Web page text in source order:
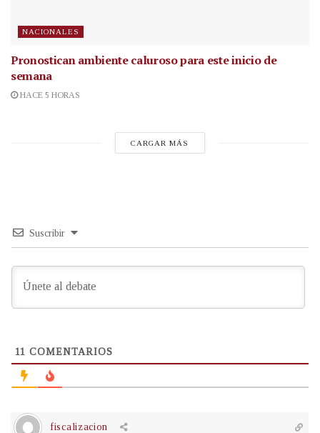
NACIONALES
Pronostican ambiente caluroso para este inicio de
semana
HACE 5 HORAS
CARGAR MÁS
Suscribir
11 COMENTARIOS
fiscalizacion